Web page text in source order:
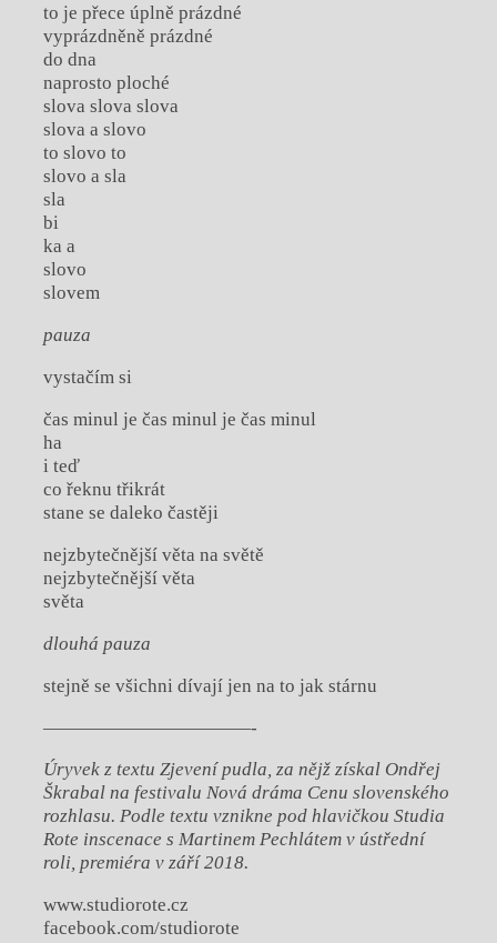
to je přece úplně prázdné
vyprázdněně prázdné
do dna
naprosto ploché
slova slova slova
slova a slovo
to slovo to
slovo a sla
sla
bi
ka a
slovo
slovem
pauza
vystačím si
čas minul je čas minul je čas minul
ha
i teď
co řeknu třikrát
stane se daleko častěji
nejzbytečnější věta na světě
nejzbytečnější věta
světa
dlouhá pauza
stejně se všichni dívají jen na to jak stárnu
———————————-
Úryvek z textu Zjevení pudla, za nějž získal Ondřej
Škrabal na festivalu Nová dráma Cenu slovenského
rozhlasu. Podle textu vznikne pod hlavičkou Studia
Rote inscenace s Martinem Pechlátem v ústřední
roli, premiéra v září 2018.
www.studiorote.cz
facebook.com/studiorote